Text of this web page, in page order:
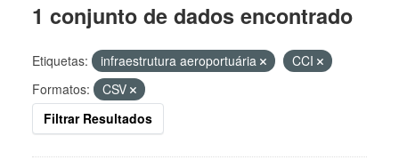
1 conjunto de dados encontrado
Etiquetas: infraestrutura aeroportuária
CCI
Formatos:
CSV
Filtrar Resultados